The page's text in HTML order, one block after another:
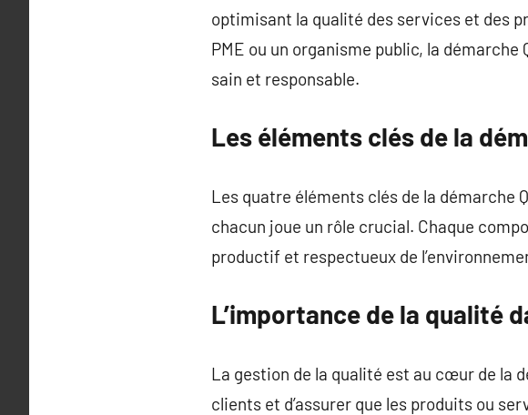
optimisant la qualité des services et des
PME ou un organisme public, la
sain et responsable.
Les éléments clés de la
Les quatre éléments clés de la démarche
chacun joue un rôle crucial. Chaque
productif et respectueux de
L’importance de la qualité
La gestion de la qualité est au cœur de la
clients et d’assurer que les produits ou